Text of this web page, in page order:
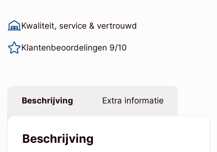
Kwaliteit, service & vertrouwd
Klantenbeoordelingen 9/10
Beschrijving Extra informatie
Beschrijving